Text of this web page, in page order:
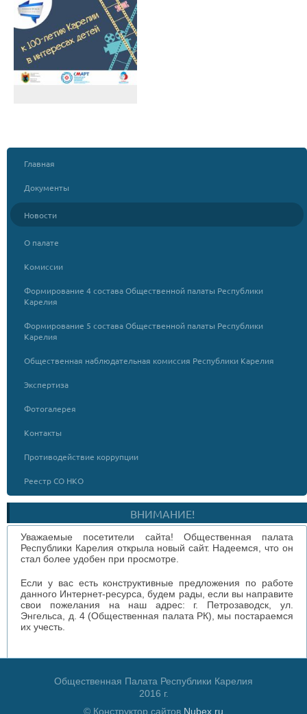
Главная
Документы
Новости
О палате
Комиссии
Формирование 4 состава Общественной палаты Республики
Карелия
Формирование 5 состава Общественной палаты Республики
Карелия
Общественная наблюдательная комиссия Республики Карелия
Экспертиза
Фотогалерея
Контакты
Противодействие коррупции
Реестр СО НКО
ВНИМАНИЕ!
Уважаемые посетители сайта! Общественная палата
Республики Карелия открыла новый сайт. Надеемся, что он
стал более удобен при просмотре.
Если у вас есть конструктивные предложения по работе
данного Интернет-ресурса, будем рады, если вы направите
свои пожелания на наш адрес: г. Петрозаводск, ул.
Энгельса, д. 4 (Общественная палата РК), мы постараемся
их учесть.
Общественная Палата Республики Карелия
2016 г.
© Конструктор сайтов Nubex.ru